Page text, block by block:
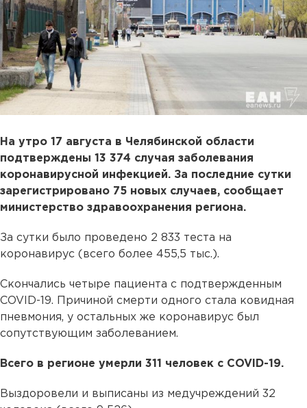
На утро 17 августа в Челябинской области
подтверждены 13 374 случая заболевания
коронавирусной инфекцией. За последние сутки
зарегистрировано 75 новых случаев, сообщает
министерство здравоохранения региона.
За сутки было проведено 2 833 теста на
коронавирус (всего более 455,5 тыс.).
Скончались четыре пациента с подтвержденным
COVID-19. Причиной смерти одного стала ковидная
пневмония, у остальных же коронавирус был
сопутствующим заболеванием.
Всего в регионе умерли 311 человек с COVID-19.
Выздоровели и выписаны из медучреждений 32